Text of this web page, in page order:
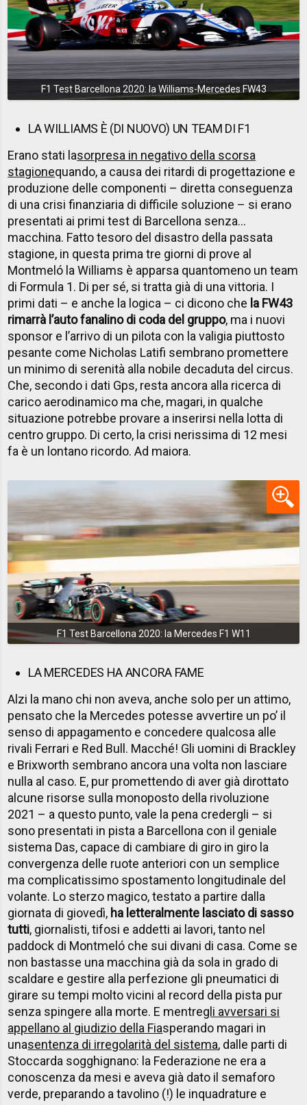
F1 Test Barcellona 2020: la Williams-Mercedes FW43
LA WILLIAMS È (DI NUOVO) UN TEAM DI F1
Erano stati lasorpresa in negativo della scorsa
stagionequando, a causa dei ritardi di progettazione e
produzione delle componenti – diretta conseguenza
di una crisi finanziaria di difficile soluzione – si erano
presentati ai primi test di Barcellona senza…
macchina. Fatto tesoro del disastro della passata
stagione, in questa prima tre giorni di prove al
Montmeló la Williams è apparsa quantomeno un team
di Formula 1. Di per sé, si tratta già di una vittoria. I
primi dati – e anche la logica – ci dicono che la FW43
rimarrà l’auto fanalino di coda del gruppo, ma i nuovi
sponsor e l’arrivo di un pilota con la valigia piuttosto
pesante come Nicholas Latifi sembrano promettere
un minimo di serenità alla nobile decaduta del circus.
Che, secondo i dati Gps, resta ancora alla ricerca di
carico aerodinamico ma che, magari, in qualche
situazione potrebbe provare a inserirsi nella lotta di
centro gruppo. Di certo, la crisi nerissima di 12 mesi
fa è un lontano ricordo. Ad maiora.
F1 Test Barcellona 2020: la Mercedes F1 W11
LA MERCEDES HA ANCORA FAME
Alzi la mano chi non aveva, anche solo per un attimo,
pensato che la Mercedes potesse avvertire un po’ il
senso di appagamento e concedere qualcosa alle
rivali Ferrari e Red Bull. Macché! Gli uomini di Brackley
e Brixworth sembrano ancora una volta non lasciare
nulla al caso. E, pur promettendo di aver già dirottato
alcune risorse sulla monoposto della rivoluzione
2021 – a questo punto, vale la pena credergli – si
sono presentati in pista a Barcellona con il geniale
sistema Das, capace di cambiare di giro in giro la
convergenza delle ruote anteriori con un semplice
ma complicatissimo spostamento longitudinale del
volante. Lo sterzo magico, testato a partire dalla
giornata di giovedì, ha letteralmente lasciato di sasso
tutti, giornalisti, tifosi e addetti ai lavori, tanto nel
paddock di Montmeló che sui divani di casa. Come se
non bastasse una macchina già da sola in grado di
scaldare e gestire alla perfezione gli pneumatici di
girare su tempi molto vicini al record della pista pur
senza spingere alla morte. E mentregli avversari si
appellano al giudizio della Fiasperando magari in
unasentenza di irregolarità del sistema, dalle parti di
Stoccarda sogghignano: la Federazione ne era a
conoscenza da mesi e aveva già dato il semaforo
verde, preparando a tavolino (!) le inquadrature e